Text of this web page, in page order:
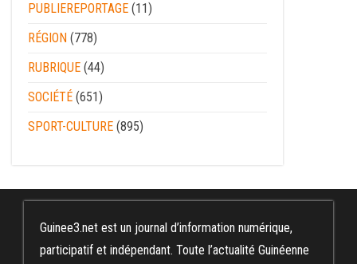
PUBLIEREPORTAGE (11)
RÉGION (778)
RUBRIQUE (44)
SOCIÉTÉ (651)
SPORT-CULTURE (895)
Guinee3.net est un journal d’information numérique,
participatif et indépendant. Toute l’actualité Guinéenne